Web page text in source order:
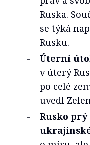
Ruska.
se týká
Rusku.
Úterní
v úterý
po celé
uvedl
Rusko